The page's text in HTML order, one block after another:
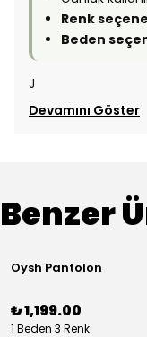
Renk
Beden
J
Devamını Göster
Benzer
Oysh Pantolon
₺ 1,199.00
1 Beden 3 Renk